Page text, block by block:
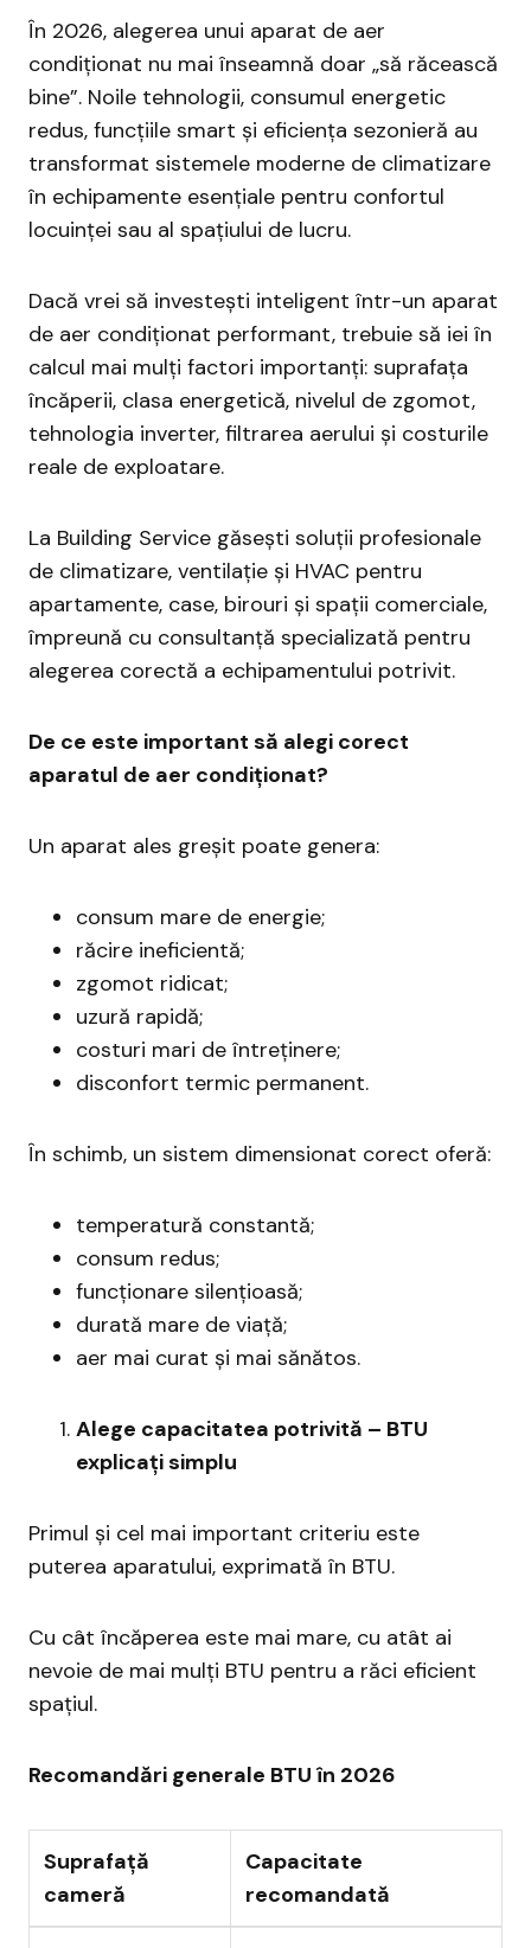
În 2026, alegerea unui aparat de aer
condiționat nu mai înseamnă doar „să răcească
bine”. Noile tehnologii, consumul energetic
redus, funcțiile smart și eficiența sezonieră au
transformat sistemele moderne de climatizare
în echipamente esențiale pentru confortul
locuinței sau al spațiului de lucru.
Dacă vrei să investești inteligent într-un aparat
de aer condiționat performant, trebuie să iei în
calcul mai mulți factori importanți: suprafața
încăperii, clasa energetică, nivelul de zgomot,
tehnologia inverter, filtrarea aerului și costurile
reale de exploatare.
La Building Service găsești soluții profesionale
de climatizare, ventilație și HVAC pentru
apartamente, case, birouri și spații comerciale,
împreună cu consultanță specializată pentru
alegerea corectă a echipamentului potrivit.
De ce este important să alegi corect
aparatul de aer condiționat?
Un aparat ales greșit poate genera:
consum mare de energie;
răcire ineficientă;
zgomot ridicat;
uzură rapidă;
costuri mari de întreținere;
disconfort termic permanent.
În schimb, un sistem dimensionat corect oferă:
temperatură constantă;
consum redus;
funcționare silențioasă;
durată mare de viață;
aer mai curat și mai sănătos.
Alege capacitatea potrivită – BTU
explicați simplu
Primul și cel mai important criteriu este
puterea aparatului, exprimată în BTU.
Cu cât încăperea este mai mare, cu atât ai
nevoie de mai mulți BTU pentru a răci eficient
spațiul.
Recomandări generale BTU în 2026
Suprafață
cameră
Capacitate
recomandată